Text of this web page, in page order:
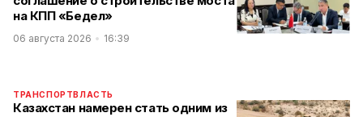
на КПП «Бедел»
06 августа 2026 16:39
ТРАНСПОРТВЛАСТЬ
Казахстан намерен стать одним из